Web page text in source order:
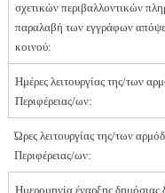
σχετικών περιβαλλοντικών
παραλαβή των εγγράφων
κοινού:
Ημέρες λειτουργίας της/των
Περιφέρειας/ων:
Ώρες λειτουργίας της/των
Περιφέρειας/ων:
Ημερομηνία έναρξης δημόσιας